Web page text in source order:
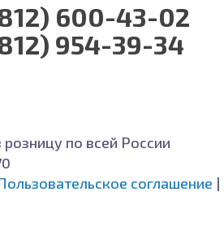
600-43-02
954-39-34
по всей России
соглашение |